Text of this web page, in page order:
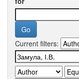
Current filters: